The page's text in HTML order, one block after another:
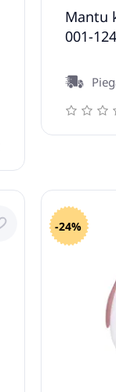
Mantu
001-
-24%